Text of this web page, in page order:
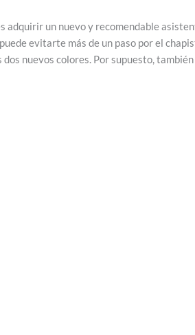
adquirir un nuevo y recomendable
evitarte más de un paso por el
nuevos colores. Por supuesto,